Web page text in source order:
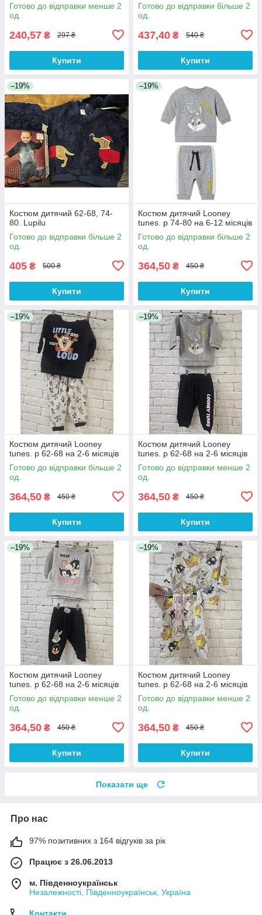
Готово до відправки менше 2
од.
240,57 ₴ 297 ₴
Купити
Готово до відправки більше 2
од.
437,40 ₴ 540 ₴
Купити
–19%
Костюм дитячий 62-68, 74-
80. Lupilu
Готово до відправки більше 2
од.
405 ₴ 500 ₴
Купити
–19%
Костюм дитячий Looney
tunes. р 74-80 на 6-12 місяців
Готово до відправки більше 2
од.
364,50 ₴ 450 ₴
Купити
–19%
Костюм дитячий Looney
tunes. р 62-68 на 2-6 місяців
Готово до відправки більше 2
од.
364,50 ₴ 450 ₴
Купити
–19%
Костюм дитячий Looney
tunes. р 62-68 на 2-6 місяців
Готово до відправки менше 2
од.
364,50 ₴ 450 ₴
Купити
–19%
Костюм дитячий Looney
tunes. р 62-68 на 2-6 місяців
Готово до відправки менше 2
од.
364,50 ₴ 450 ₴
Купити
–19%
Костюм дитячий Looney
tunes. р 62-68 на 2-6 місяців
Готово до відправки менше 2
од.
364,50 ₴ 450 ₴
Купити
Показати ще
Про нас
97% позитивних з 164 відгуків за рік
Працює з 26.06.2013
м. Південноукраїнськ
Незалежності, Південноукраїнськ, Україна